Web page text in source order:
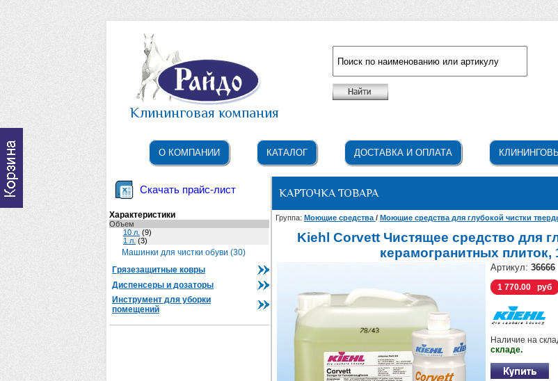
Клининговая компания
О КОМПАНИИ КАТАЛОГ ДОСТАВКА И ОПЛАТА
Скачать прайс-лист
Характеристики
Объем
10 л. (9)
1 л. (3)
Машинки для чистки обуви (30)
Грязезащитные ковры
Диспенсеры и дозаторы
Инструмент для уборки
помещений
КАРТОЧКА ТОВАРА
Группа: Моющие средства / Моющие средства для глубокой чистки
Kiehl Corvett Чистящее средство для
керамогранитных плиток,
Артикул: 36666
1 770.00 руб
Наличие на
складе.